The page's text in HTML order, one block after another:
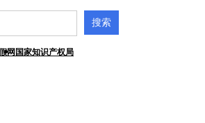
网 国家知识产权局